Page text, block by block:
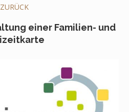
ZURÜCK
einer Familien- und